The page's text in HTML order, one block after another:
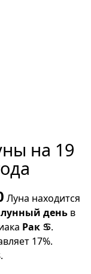
на 19
Луна находится
лунный день в
Рак ♋.
17%.